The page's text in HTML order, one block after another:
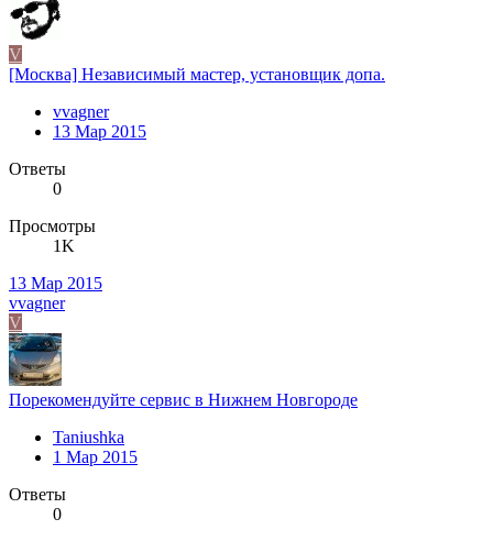
V
[Москва] Независимый мастер, установщик допа.
vvagner
13 Мар 2015
Ответы
0
Просмотры
1K
13 Мар 2015
vvagner
V
Порекомендуйте сервис в Нижнем Новгороде
Taniushka
1 Мар 2015
Ответы
0